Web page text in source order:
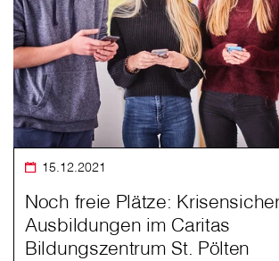
15.12.2021
Noch freie Plätze:
Ausbildungen im Caritas
Bildungszentrum St. Pölten